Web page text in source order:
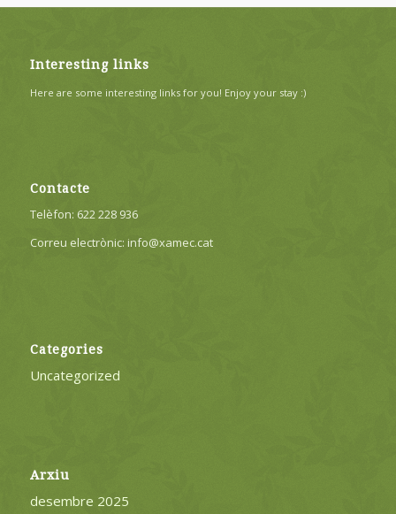
Interesting links
Here are some interesting links for you! Enjoy your stay :)
Contacte
Telèfon: 622 228 936
Correu electrònic: info@xamec.cat
Categories
Uncategorized
Arxiu
desembre 2025